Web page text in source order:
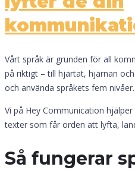
Vårt språk är grunden för all
på riktigt – till hjärtat, hjärnan
och använda språkets fem nivåer.
Vi på Hey Communication
texter som får orden att lyfta,
Så fungerar